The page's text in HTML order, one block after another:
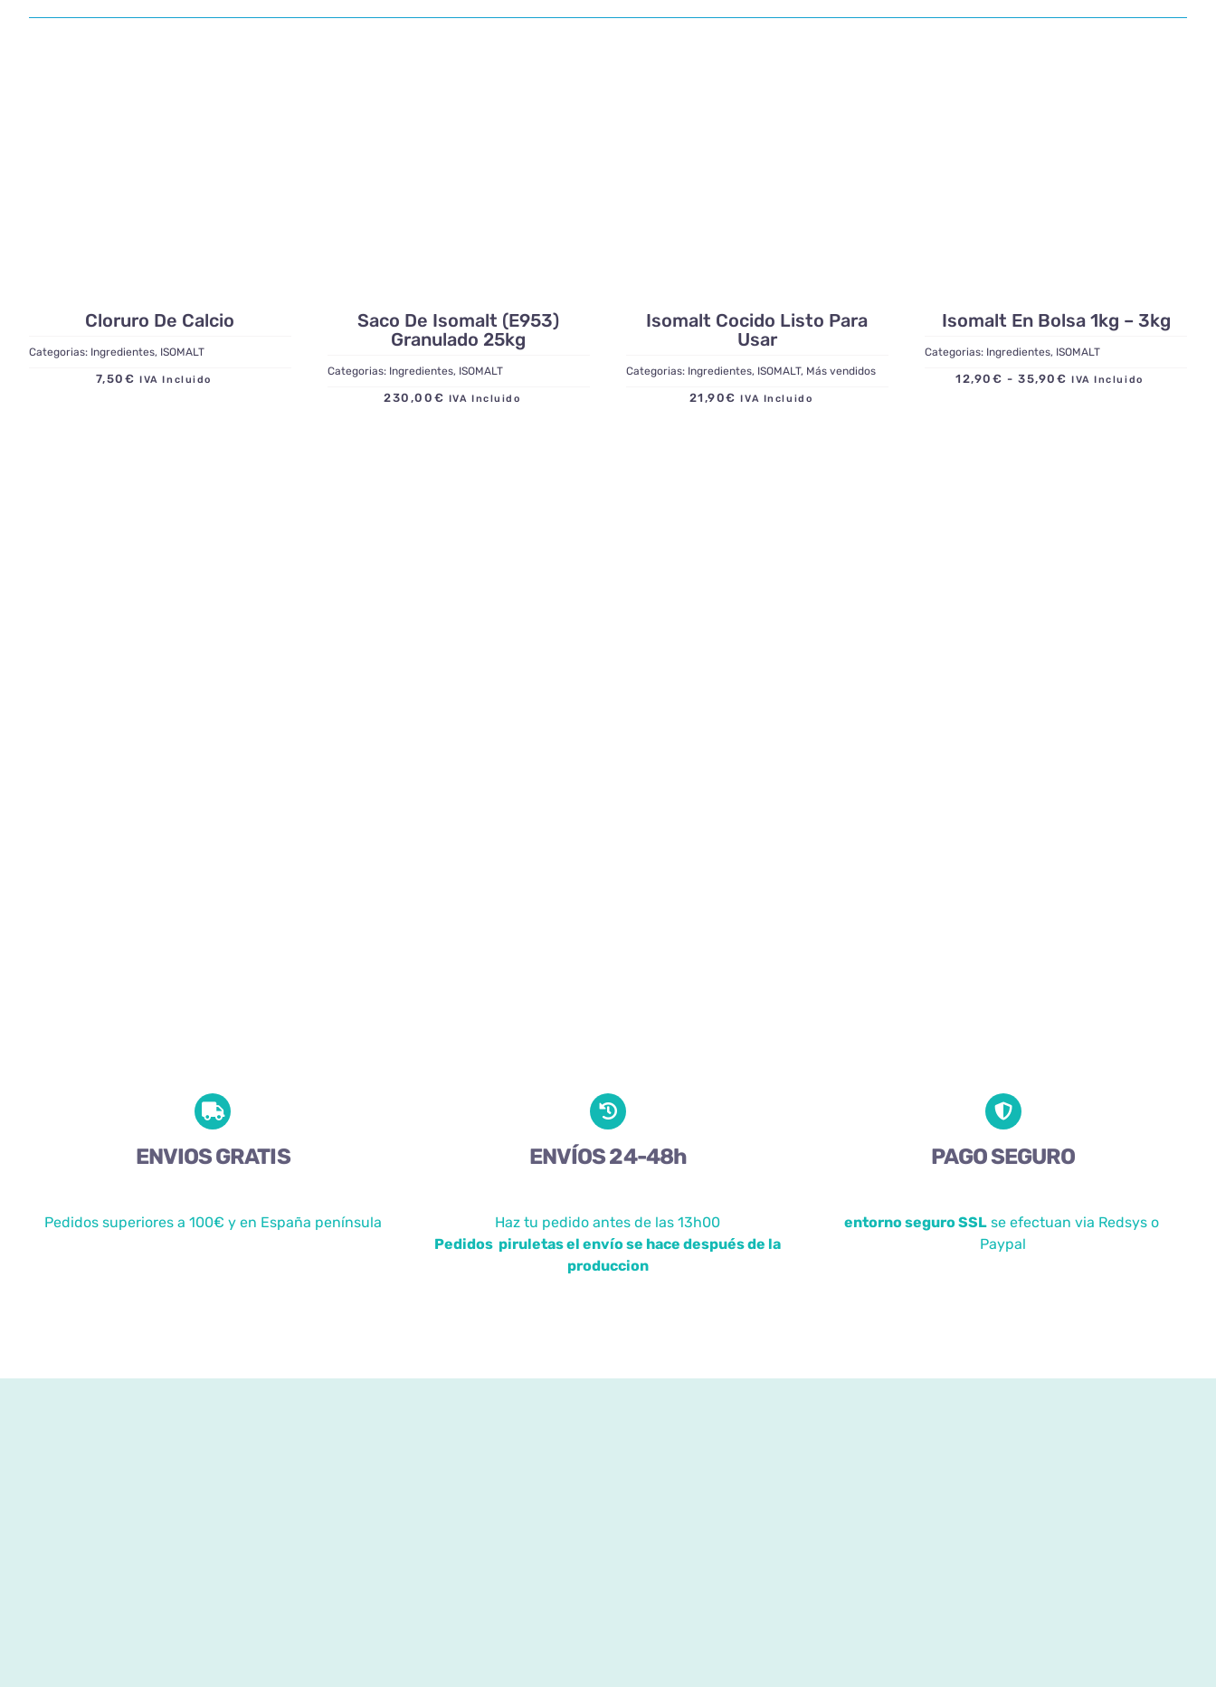
Cloruro De Calcio
Categorias: Ingredientes, ISOMALT
7,50€ IVA Incluido
Saco De Isomalt (E953)
Granulado 25kg
Categorias: Ingredientes, ISOMALT
230,00 € IVA Incluido
Isomalt Cocido Listo Para
Usar
Categorias: Ingredientes, ISOMALT, Más vendidos
21,90€ IVA Incluido
Isomalt En Bolsa 1kg – 3kg
Categorias: Ingredientes, ISOMALT
12,90 € - 35,90 € Rango
IVA Incluido
ENVIOS GRATIS
Pedidos superiores a 100€ y en España península
ENVÍOS 24-48h
Haz tu pedido antes de las 13h00
Pedidos piruletas el envío se hace después de la
produccion
PAGO SEGURO
entorno seguro SSLse efectuan via Redsys o
Paypal